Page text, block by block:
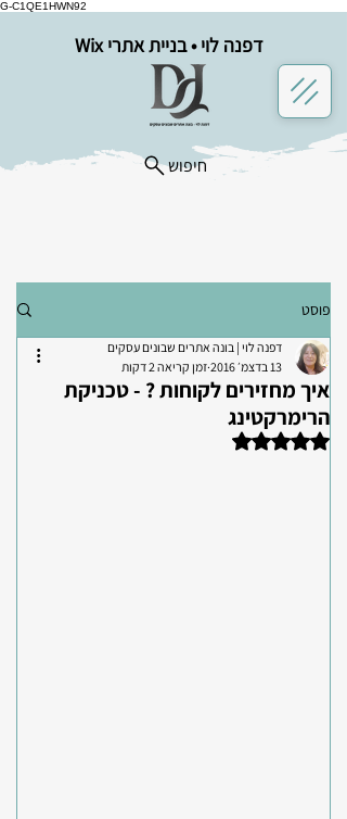
G-C1QE1HWN92
דפנה לוי • בניית אתרי Wix
חיפוש
פוסט
איך מחזירים לקוחות ? - טכניקת
הרימרקטינג
דפנה לוי | בונה אתרים שבונים עסקים
13 בדצמ׳ 2016
זמן קריאה 2 דקות
דירוג של NaN מתוך 5 כוכבים